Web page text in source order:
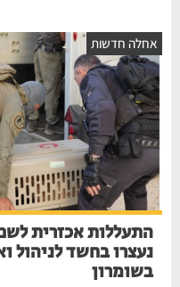
אחלה חדשות
התעללות אכזרית
נעצרו בחשד לניהול
בשומרון